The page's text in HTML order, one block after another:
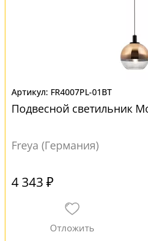
FR4007PL-01BT
Подвесной светильник
Freya (Германия)
4 343 ₽